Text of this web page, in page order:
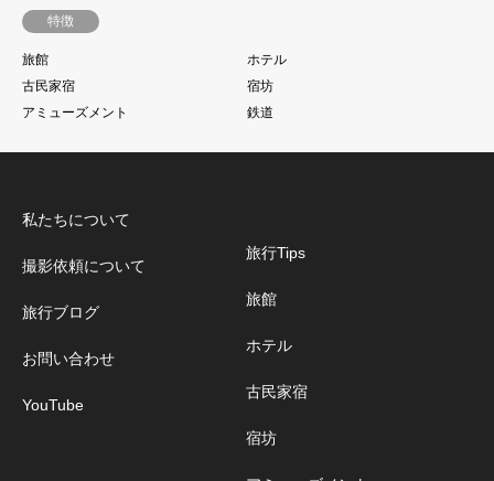
特徴
旅館
ホテル
古民家宿
宿坊
アミューズメント
鉄道
私たちについて
撮影依頼について
旅行ブログ
お問い合わせ
YouTube
旅行Tips
旅館
ホテル
古民家宿
宿坊